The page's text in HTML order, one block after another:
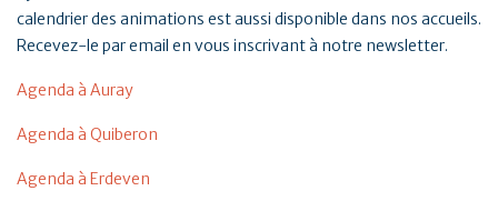
calendrier des animations est aussi disponible dans nos accueils.
Recevez-le par email en vous inscrivant à notre newsletter.
Agenda à Auray
Agenda à Quiberon
Agenda à Erdeven